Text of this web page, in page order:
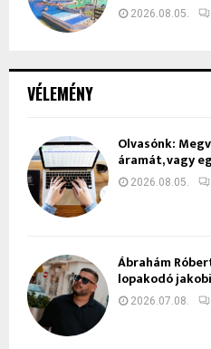
VÉLEMÉNY
Olvasónk:
áramát, vagy
2026.08.05.
Ábrahám
lopakodó
2026.07.08.
2026.08.05.